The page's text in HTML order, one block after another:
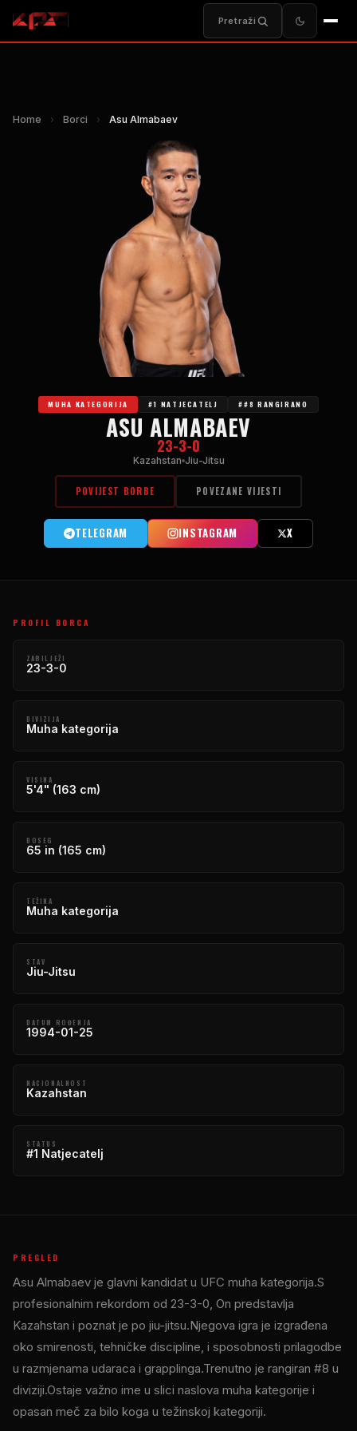
Pretraži
Home › Borci › Asu Almabaev
MUHA KATEGORIJA #1 NATJECATELJ ##8 RANGIRANO
ASU ALMABAEV
23-3-0
Kazahstan Jiu-Jitsu
POVIJEST BORBE POVEZANE VIJESTI
TELEGRAM INSTAGRAM X
PROFIL BORCA
ZABILJEŽI
23-3-0
DIVIZIJA
Muha kategorija
VISINA
5'4" (163 cm)
DOSEG
65 in (165 cm)
TEŽINA
Muha kategorija
STAV
Jiu-Jitsu
DATUM ROĐENJA
1994-01-25
NACIONALNOST
Kazahstan
STATUS
#1 Natjecatelj
PREGLED
Asu Almabaev je glavni kandidat u UFC muha kategorija.S
profesionalnim rekordom od 23-3-0, On predstavlja
Kazahstan i poznat je po jiu-jitsu.Njegova igra je izgrađena
oko smirenosti, tehničke discipline, i sposobnosti prilagodbe
u razmjenama udaraca i grapplinga.Trenutno je rangiran #8 u
diviziji.Ostaje važno ime u slici naslova muha kategorije i
opasan meč za bilo koga u težinskoj kategoriji.